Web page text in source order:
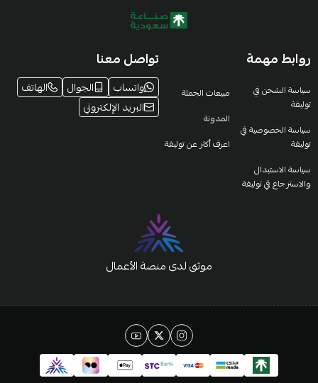
روابط مهمة
سياسة الشحن في
توليفة
سياسة الخصوصية في
توليفة
سياسة الاستبدال
والاسترجاع في توليفة
مبيعات الجملة
المدونة
اعرف أكثر عن توليفة
تواصل معنا
واتساب الجوال
الهاتف
البريد الإلكتروني
موثق لدى منصة الأعمال